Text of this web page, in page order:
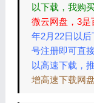
以下载，我购
微云网盘，3是
年2月22日以
号注册即可直
以高速下载，
增高速下载网